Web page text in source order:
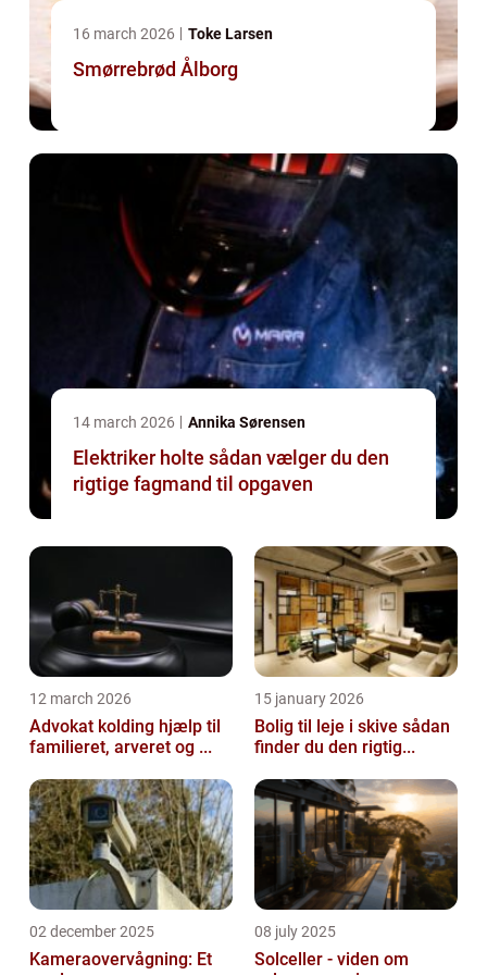
16 march 2026 Toke Larsen
Smørrebrød Ålborg
14 march 2026 Annika Sørensen
Elektriker holte sådan vælger du den
rigtige fagmand til opgaven
12 march 2026
Advokat kolding hjælp til
familieret, arveret og ...
15 january 2026
Bolig til leje i skive sådan
finder du den rigtig...
02 december 2025
Kameraovervågning: Et
08 july 2025
Solceller - viden om